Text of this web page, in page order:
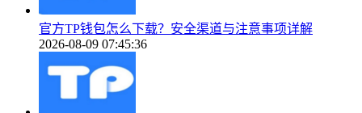
官方TP钱包怎么下载？安全渠道与注意事项详解
2026-08-09 07:45:36